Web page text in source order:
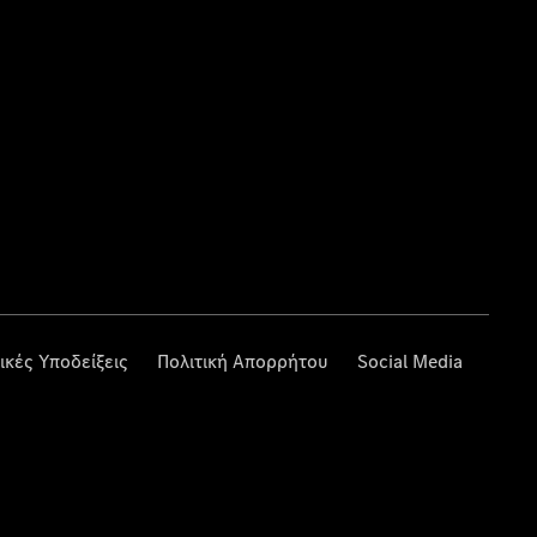
Υποδείξεις Πολιτική Απορρήτου Social Media